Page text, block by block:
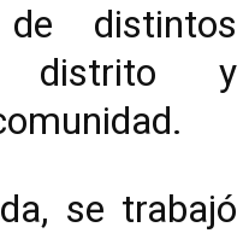
de distintos
distrito y
se trabajó